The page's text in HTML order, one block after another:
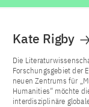
Kate Rigby
Die
Forschungsgebiet der
neuen Zentrums für
Humanities“ möchte
interdisziplinäre